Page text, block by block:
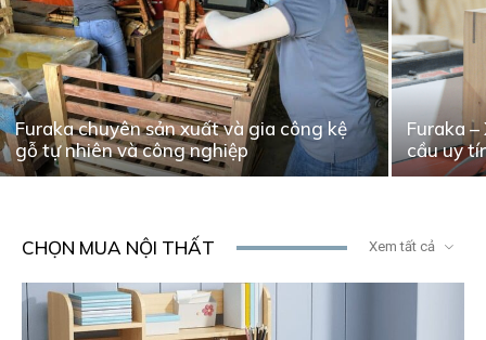
Furaka chuyên sản xuất và gia công kệ
gỗ tự nhiên và công nghiệp
Furaka
cầu uy
CHỌN MUA NỘI THẤT Xem tất cả